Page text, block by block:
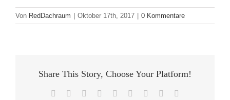
Von RedDachraum Oktober 17th, 2017 0 Kommentare
Share This Story, Choose Your Platform!
Facebook Reddit LinkedInWhatsApp
TumblrPinterest